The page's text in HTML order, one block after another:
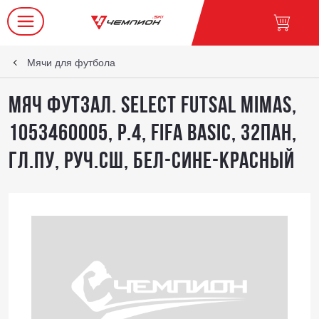
Мячи для футбола
Мяч футзал. SELECT Futsal Mimas,
1053460005, р.4, FIFA Basic, 32пан,
гл.ПУ, руч.сш, бел-сине-красный